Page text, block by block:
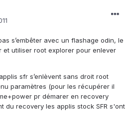
s’embêter avec un flashage odin, le
et utiliser root explorer pour enlever
sfr s’enlèvent sans droit root
paramètres (pour les récupérer il
pr démarer en recovery
du recovery les applis stock SFR s'ont